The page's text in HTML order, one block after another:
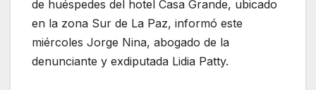
de huéspedes del hotel Casa Grande, ubicado
en la zona Sur de La Paz, informó este
miércoles Jorge Nina, abogado de la
denunciante y exdiputada Lidia Patty.